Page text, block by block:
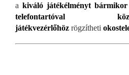
a kiváló játékélményt
telefontartóval
játékvezérlőhöz rögzítheti